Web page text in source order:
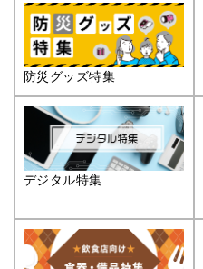
防災グッズ特集
デジタル特集